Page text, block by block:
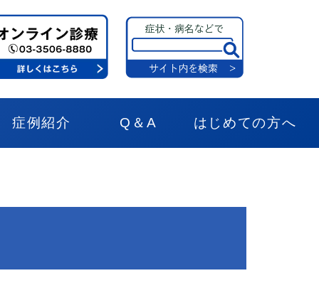
症例紹介 Q＆A はじめての方へ